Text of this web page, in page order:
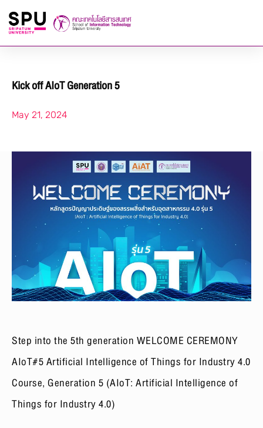
Kick off AIoT Generation 5
May 21, 2024
Step into the 5th generation WELCOME CEREMONY
AIoT#5 Artificial Intelligence of Things for Industry 4.0
Course, Generation 5 (AIoT: Artificial Intelligence of
Things for Industry 4.0)